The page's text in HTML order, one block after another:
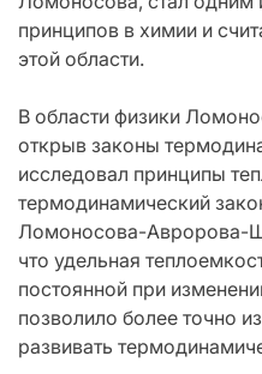
принципов в химии и
этой области.
В области физики
открыв законы
исследовал принципы
термодинамический
Ломоносова-Авророва-
что удельная
постоянной при
позволило более точно
развивать